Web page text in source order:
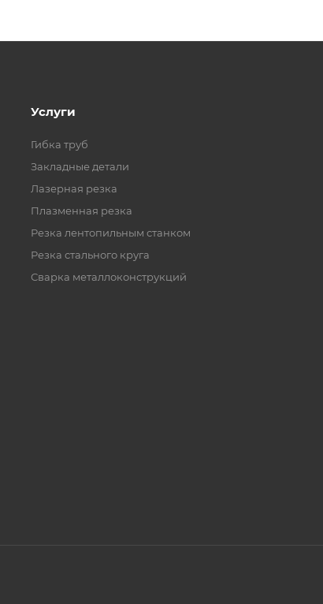
Услуги
Гибка труб
Закладные детали
Лазерная резка
Плазменная резка
Резка лентопильным станком
Резка стального круга
Сварка металлоконструкций